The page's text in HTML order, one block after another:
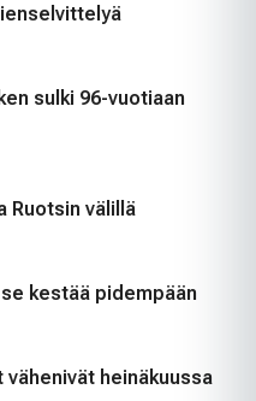
sulki 96-vuotiaan
Ruotsin välillä
kestää pidempään
vähenivät heinäkuussa